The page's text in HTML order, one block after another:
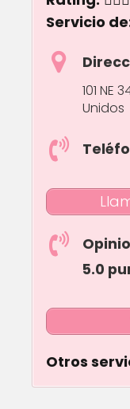
Servicio
101 NE
Unidos
5.0
Otros